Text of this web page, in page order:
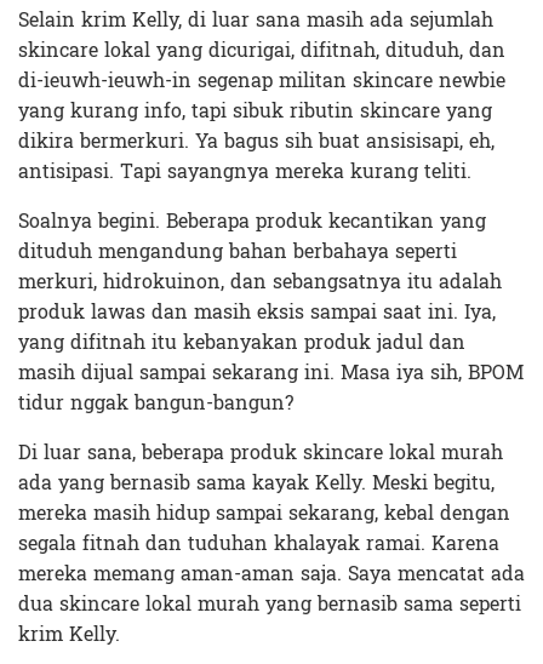
Selain krim Kelly, di luar sana masih ada sejumlah
skincare lokal yang dicurigai, difitnah, dituduh, dan
di-ieuwh-ieuwh-in segenap militan skincare newbie
yang kurang info, tapi sibuk ributin skincare yang
dikira bermerkuri. Ya bagus sih buat ansisisapi, eh,
antisipasi. Tapi sayangnya mereka kurang teliti.
Soalnya begini. Beberapa produk kecantikan yang
dituduh mengandung bahan berbahaya seperti
merkuri, hidrokuinon, dan sebangsatnya itu adalah
produk lawas dan masih eksis sampai saat ini. Iya,
yang difitnah itu kebanyakan produk jadul dan
masih dijual sampai sekarang ini. Masa iya sih, BPOM
tidur nggak bangun-bangun?
Di luar sana, beberapa produk skincare lokal murah
ada yang bernasib sama kayak Kelly. Meski begitu,
mereka masih hidup sampai sekarang, kebal dengan
segala fitnah dan tuduhan khalayak ramai. Karena
mereka memang aman-aman saja. Saya mencatat ada
dua skincare lokal murah yang bernasib sama seperti
krim Kelly.